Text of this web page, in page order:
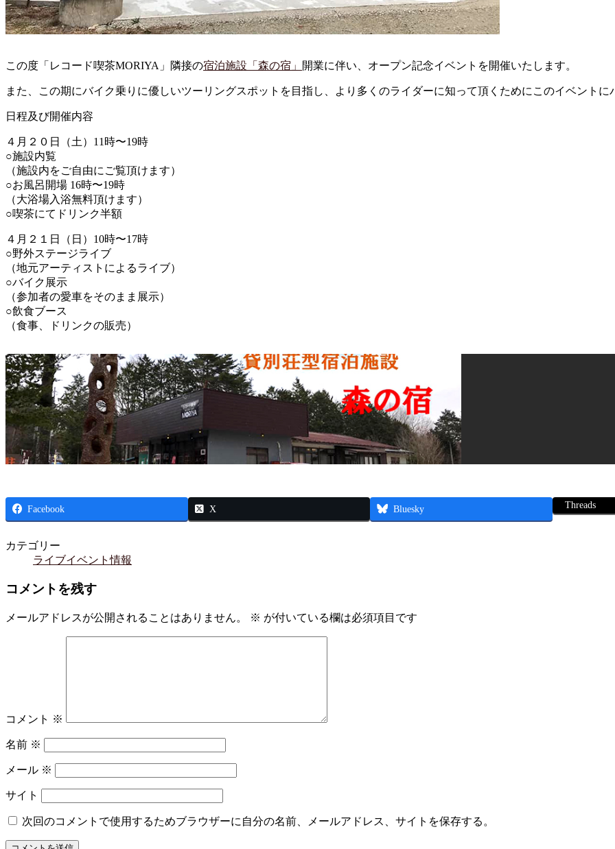
この度「レコード喫茶MORIYA」隣接の宿泊施設「森の宿」 開業に伴い、オープン記念イベントを開催いたします。
また、この期にバイク乗りに優しいツーリングスポットを目指し、より多くのライダーに知って頂くためにこのイベント
日程及び開催内容
４月２０日（土）11時〜19時
○施設内覧
（施設内をご自由にご覧頂けます）
○お風呂開場 16時〜19時
（大浴場入浴無料頂けます）
○喫茶にてドリンク半額
４月２１日（日）10時〜17時
○野外ステージライブ
（地元アーティストによるライブ）
○バイク展示
（参加者の愛車をそのまま展示）
○飲食ブース
（食事、ドリンクの販売）
Facebook X Bluesky Threads
カテゴリー
ライブイベント情報
コメントを残す
メールアドレスが公開されることはありません。 ※ が付いている欄は必須項目です
コメント ※
名前 ※
メール ※
サイト
次回のコメントで使用するためブラウザーに自分の名前、メールアドレス、サイトを保存する。